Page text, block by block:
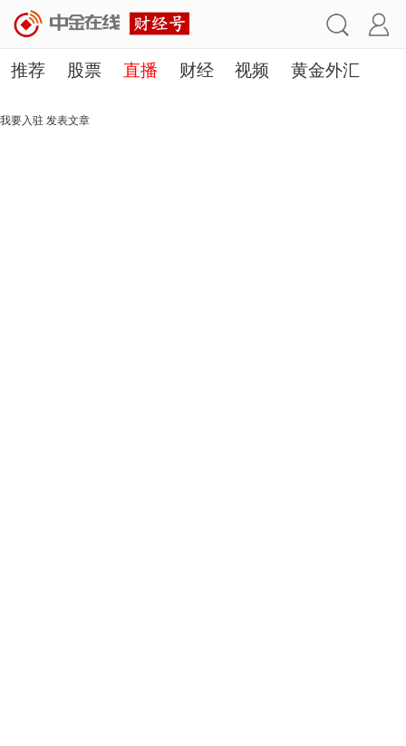
推荐 股票 直播 财经 视频 黄金外汇
理财 行业
我要入驻 发表文章